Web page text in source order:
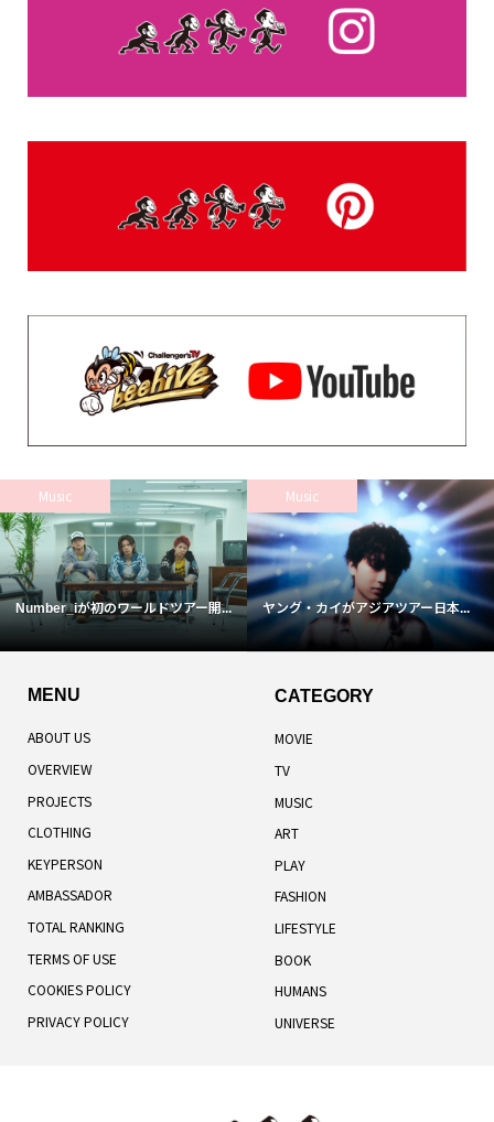
Music
Number_iが初のワールドツアー開...
Music
ヤング・カイがアジアツアー日本...
MENU
ABOUT US
OVERVIEW
PROJECTS
CLOTHING
KEYPERSON
AMBASSADOR
TOTAL RANKING
TERMS OF USE
COOKIES POLICY
PRIVACY POLICY
CATEGORY
MOVIE
TV
MUSIC
ART
PLAY
FASHION
LIFESTYLE
BOOK
HUMANS
UNIVERSE